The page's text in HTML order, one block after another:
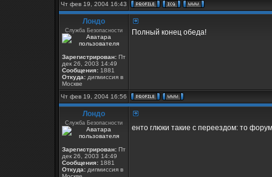
Чт фев 19, 2004 16:43
Лондо
Служба Безопасности
Зарегистрирован: Пт
дек 26, 2003 14:49
Сообщения: 1881
Откуда: дипмиссия в
Москве
Полный конец обеда!
Чт фев 19, 2004 16:56
Лондо
Служба Безопасности
Зарегистрирован: Пт
дек 26, 2003 14:49
Сообщения: 1881
Откуда: дипмиссия в
енто глюки такие с переездом: то